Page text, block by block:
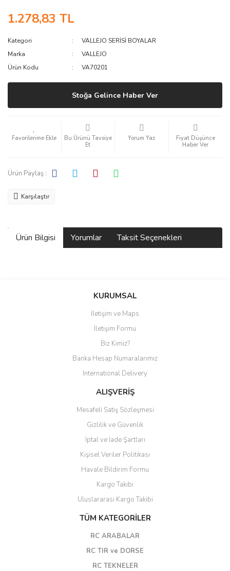
1.278,83 TL
Kategori
VALLEJO SERİSİ BOYALAR
Marka
VALLEJO
Ürün Kodu
VA70201
Stoğa Gelince Haber Ver
Bu Ürünü Tavsiye
Et
Yorum Yaz
Fiyat Düşünce
Haber Ver
Ürün Paylaş :
Karşılaştır
Ürün Bilgisi Yorumlar Taksit Seçenekleri
Bu ürüne ilk yorumu siz yapın!
Yorum Yaz
KURUMSAL
İletişim ve Maps
İletişim Formu
Biz Kimiz?
Banka Hesap Numaralarımız
International Delivery
ALIŞVERİŞ
Mesafeli Satış Sözleşmesi
Gizlilik ve Güvenlik
İptal ve İade Şartları
Kişisel Veriler Politikası
Havale Bildirim Formu
Kargo Takibi
Uluslararası Kargo Takibi
TÜM KATEGORİLER
RC ARABALAR
RC TIR ve DORSE
RC TEKNELER